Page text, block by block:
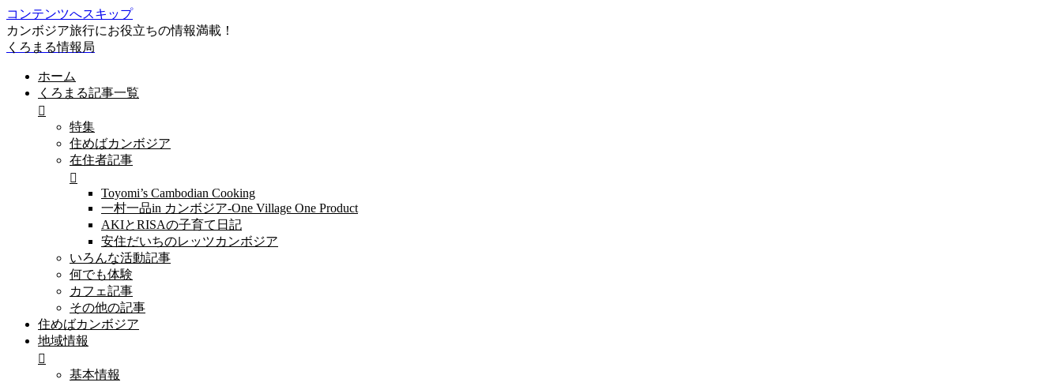
コンテンツへスキップ
カンボジア旅行にお役立ちの情報満載！
くろまる情報局
ホーム
くろまる記事一覧
特集
住めばカンボジア
在住者記事
Toyomi’s Cambodian Cooking
一村一品in カンボジア-One Village One Product
AKIとRISAの子育て日記
安住だいちのレッツカンボジア
いろんな活動記事
何でも体験
カフェ記事
その他の記事
住めばカンボジア
地域情報
基本情報